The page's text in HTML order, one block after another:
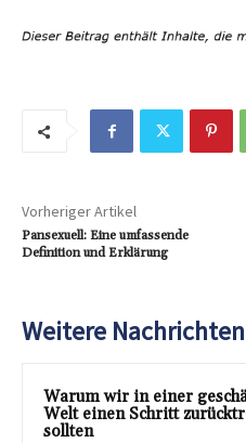
Vorheriger Artikel
Pansexuell: Eine umfassende
Definition und Erklärung
Weitere Nachrichten
Warum wir in einer
Welt einen Schritt
sollten